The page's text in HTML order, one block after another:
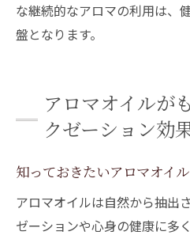
な継続的なアロマの利用は、
盤となります。
アロマオイルが
クゼーション効
知っておきたいアロマオイ
アロマオイルは自然から抽出
ゼーションや心身の健康に多